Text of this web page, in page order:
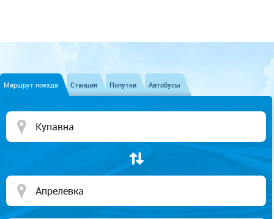
Маршрут поезда Станция Попутки Автобусы